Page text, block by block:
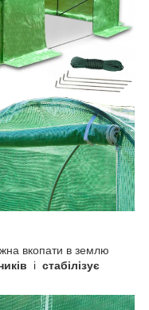
вкопати в землю
і стабілізує